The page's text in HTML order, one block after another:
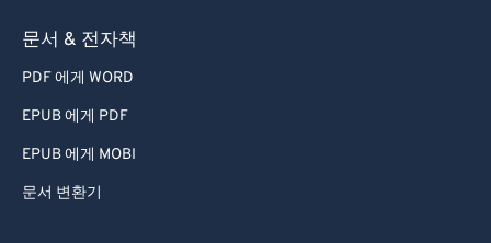
문서 & 전자책
PDF 에게 WORD
EPUB 에게 PDF
EPUB 에게 MOBI
문서 변환기